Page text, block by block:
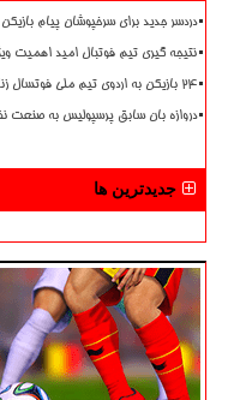
دردسر جدید برای سرخپوشان پیام
نتیجه گیری تیم فوتبال امید اهمیت
۲۴ بازیکن به اردوی تیم ملی فوتسال زنان دعوت شدند
دروازه بان سابق پرسپولیس به صنعت
جدیدترین ها